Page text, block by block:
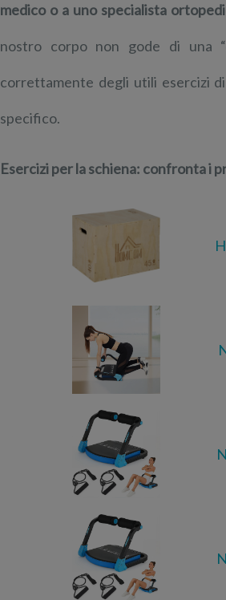
medico o a uno specialista
nostro corpo non gode di una
correttamente degli utili esercizi
specifico.
Esercizi per la schiena: confronta i